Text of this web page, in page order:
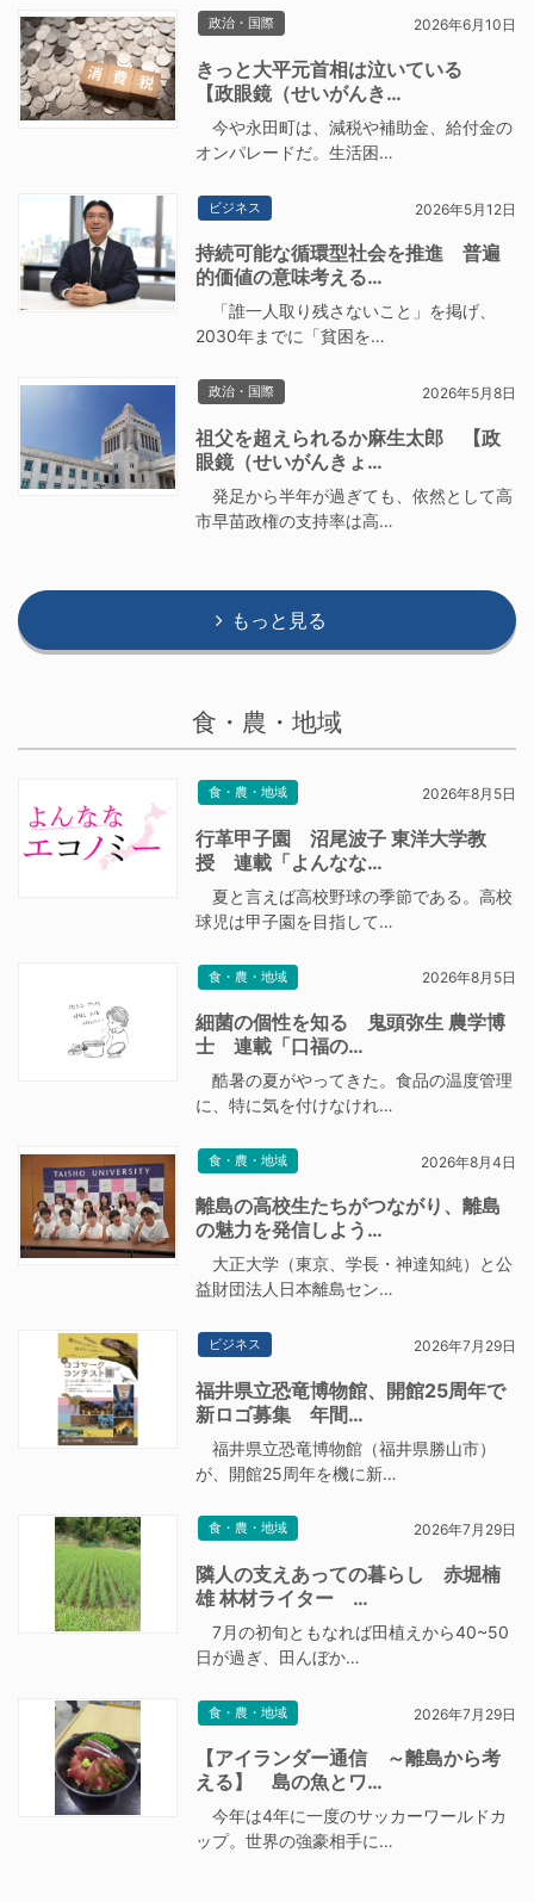
政治・国際 2026年6月10日
きっと大平元首相は泣いている
【政眼鏡（せいがんき…
今や永田町は、減税や補助金、給付金の
オンパレードだ。生活困…
ビジネス 2026年5月12日
持続可能な循環型社会を推進 普遍
的価値の意味考える…
「誰一人取り残さないこと」を掲げ、
2030年までに「貧困を…
政治・国際 2026年5月8日
祖父を超えられるか麻生太郎 【政
眼鏡（せいがんきょ…
発足から半年が過ぎても、依然として高
市早苗政権の支持率は高…
もっと見る
食・農・地域
食・農・地域 2026年8月5日
行革甲子園 沼尾波子 東洋大学教
授 連載「よんなな…
夏と言えば高校野球の季節である。高校
球児は甲子園を目指して…
食・農・地域 2026年8月5日
細菌の個性を知る 鬼頭弥生 農学博
士 連載「口福の…
酷暑の夏がやってきた。食品の温度管理
に、特に気を付けなけれ…
食・農・地域 2026年8月4日
離島の高校生たちがつながり、離島
の魅力を発信しよう…
大正大学（東京、学長・神達知純）と公
益財団法人日本離島セン…
ビジネス 2026年7月29日
福井県立恐竜博物館、開館25周年で
新ロゴ募集 年間…
福井県立恐竜博物館（福井県勝山市）
が、開館25周年を機に新…
食・農・地域 2026年7月29日
隣人の支えあっての暮らし 赤堀楠
雄 林材ライター …
7月の初旬ともなれば田植えから40~50
日が過ぎ、田んぼか…
食・農・地域 2026年7月29日
【アイランダー通信 ～離島から考
える】 島の魚とワ…
今年は4年に一度のサッカーワールドカ
ップ。世界の強豪相手に…